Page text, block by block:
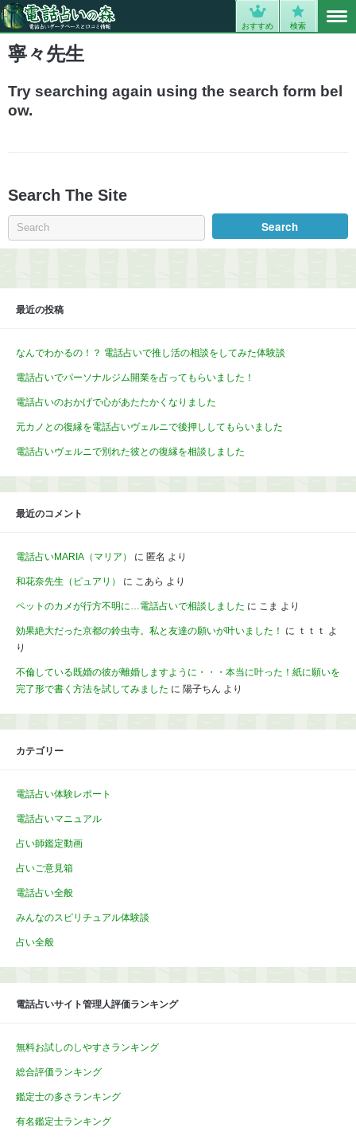
おすすめ 検索
寧々先生
Try searching again using the search form bel
ow.
Search The Site
最近の投稿
なんでわかるの！？ 電話占いで推し活の相談をしてみた体験談
電話占いでパーソナルジム開業を占ってもらいました！
電話占いのおかげで心があたたかくなりました
元カノとの復縁を電話占いヴェルニで後押ししてもらいました
電話占いヴェルニで別れた彼との復縁を相談しました
最近のコメント
電話占いMARIA（マリア） に 匿名 より
和花奈先生（ピュアリ） に こあら より
ペットのカメが行方不明に…電話占いで相談しました に こま より
効果絶大だった京都の鈴虫寺。私と友達の願いが叶いました！ に ｔｔｔ
よ
り
不倫している既婚の彼が離婚しますように・・・本当に叶った！紙に願いを
完了形で書く方法を試してみました に 陽子ちん より
カテゴリー
電話占い体験レポート
電話占いマニュアル
占い師鑑定動画
占いご意見箱
電話占い全般
みんなのスピリチュアル体験談
占い全般
電話占いサイト管理人評価ランキング
無料お試しのしやすさランキング
総合評価ランキング
鑑定士の多さランキング
有名鑑定士ランキング